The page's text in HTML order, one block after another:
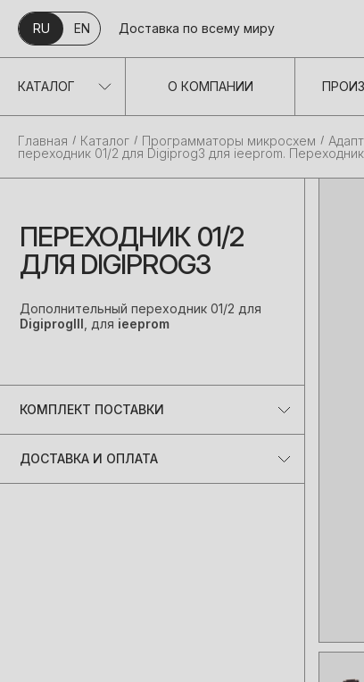
RU EN Доставка по всему миру
КАТАЛОГ О КОМПАНИИ
Главная Каталог Программаторы микросхем
переходник 01/2 для Digiprog3 для ieeprom.
ПЕРЕХОДНИК 01/2
ДЛЯ DIGIPROG3
Дополнительный переходник 01/2 для
DigiprogIII , для ieeprom
КОМПЛЕКТ ПОСТАВКИ
ДОСТАВКА И ОПЛАТА